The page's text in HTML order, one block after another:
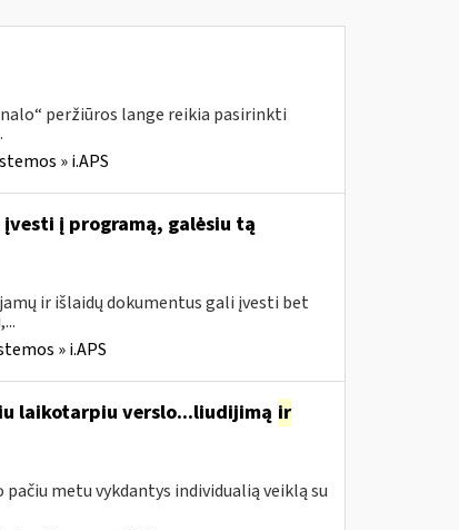
peržiūros lange reikia pasirinkti
» i.APS
į programą, galėsiu tą
ir išlaidų dokumentus gali įvesti bet
» i.APS
laikotarpiu verslo...liudijimą ir
metu vykdantys individualią veiklą su